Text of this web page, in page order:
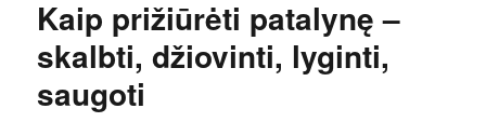
Kaip prižiūrėti patalynę –
skalbti, džiovinti, lyginti,
saugoti